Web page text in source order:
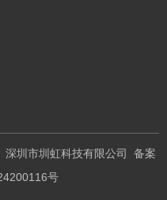
圳市圳虹科技有限公司 备案
号